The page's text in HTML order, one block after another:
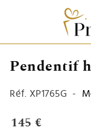
Pendentif
Réf. XP1765G -
145 €